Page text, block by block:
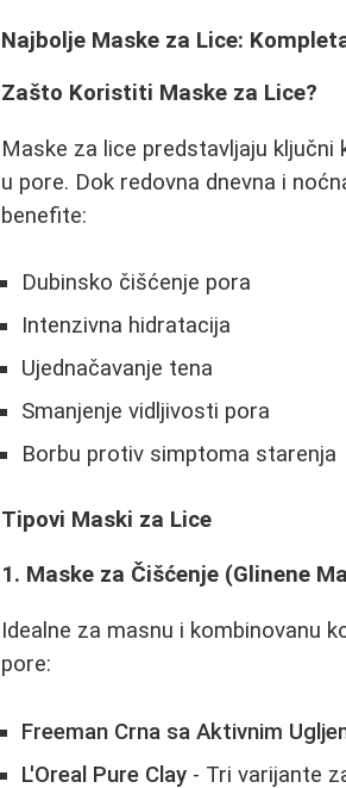
Najbolje Maske za Lice:
Zašto Koristiti Maske za Lice?
Maske za lice predstavljaju ključni
u pore. Dok redovna dnevna i
benefite:
Dubinsko čišćenje pora
Intenzivna hidratacija
Ujednačavanje tena
Smanjenje vidljivosti pora
Borbu protiv simptoma starenja
Tipovi Maski za Lice
1. Maske za Čišćenje (Glinene
Idealne za masnu i kombinovanu
pore:
Freeman Crna sa Aktivnim
L'Oreal Pure Clay - Tri varijante